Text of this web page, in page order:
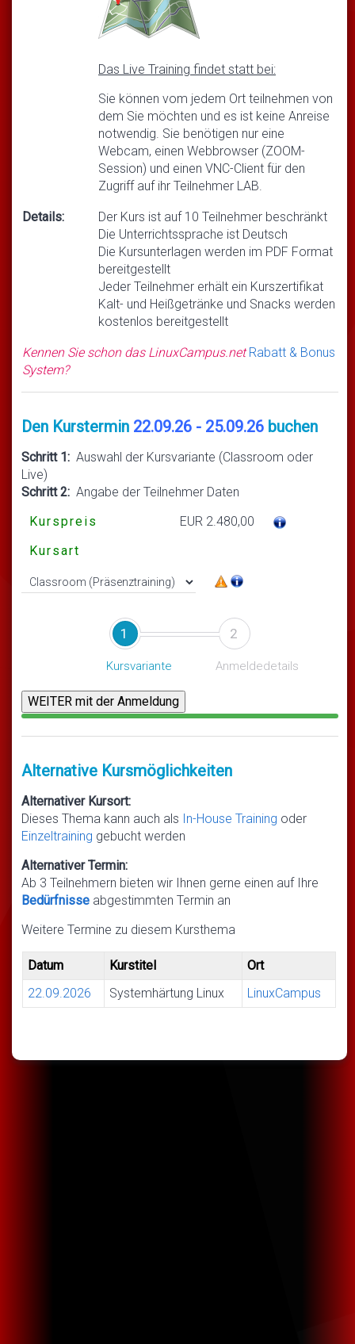
Das Live Training findet statt bei:
Sie können vom jedem Ort teilnehmen von
dem Sie möchten und es ist keine Anreise
notwendig. Sie benötigen nur eine
Webcam, einen Webbrowser (ZOOM-
Session) und einen VNC-Client für den
Zugriff auf ihr Teilnehmer LAB.
Details:
Der Kurs ist auf 10 Teilnehmer beschränkt
Die Unterrichtssprache ist Deutsch
Die Kursunterlagen werden im PDF Format
bereitgestellt
Jeder Teilnehmer erhält ein Kurszertifikat
Kalt- und Heißgetränke und Snacks werden
kostenlos bereitgestellt
Kennen Sie schon das LinuxCampus.netRabatt & Bonus
System?
Den Kurstermin 22.09.26 - 25.09.26 buchen
Schritt 1: Auswahl der Kursvariante (Classroom oder
Live)
Schritt 2: Angabe der Teilnehmer Daten
Kurspreis
EUR 2.480,00
Kursart
1
Kursvariante
2
Anmeldedetails
Alternative Kursmöglichkeiten
Alternativer Kursort:
Dieses Thema kann auch als In-House Training oder
Einzeltraining gebucht werden
Alternativer Termin:
Ab 3 Teilnehmern bieten wir Ihnen gerne einen auf Ihre
Bedürfnisse abgestimmten Termin an
Weitere Termine zu diesem Kursthema
Datum Kurstitel
Ort
22.09.2026
Systemhärtung Linux LinuxCampus